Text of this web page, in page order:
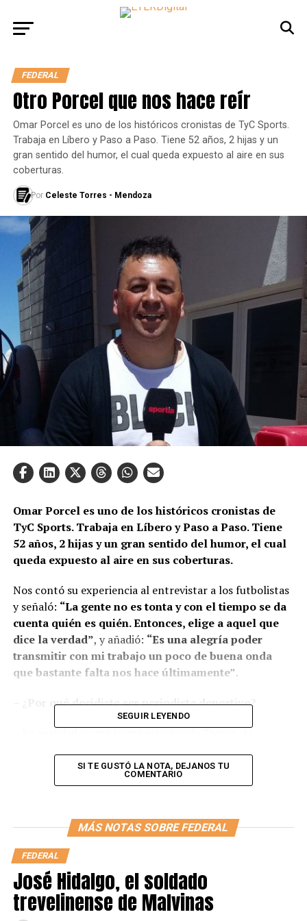
FEDERAL
Otro Porcel que nos hace reír
Omar Porcel es uno de los históricos cronistas de TyC Sports.
Trabaja en Líbero y Paso a Paso. Tiene 52 años, 2 hijas y un
gran sentido del humor, el cual queda expuesto al aire en sus
coberturas.
Por Celeste Torres - Mendoza
Omar Porcel es uno de los históricos cronistas de
TyC Sports. Trabaja en Líbero y Paso a Paso. Tiene
52 años, 2 hijas y un gran sentido del humor, el cual
queda expuesto al aire en sus coberturas.
Nos contó su experiencia al entrevistar a los futbolistas
y señaló: “La gente no es tonta y con el tiempo se da
cuenta quién es quién. Entonces, elige a aquel que
dice la verdad”, y añadió: “Es una alegría poder
transmitir con mi trabajo un poco de buena onda
que bastante falta nos hace últimamente”.
– ¿Por qué decidiste ser periodista deportivo?
– En realidad yo me formé estudiando Teatro. Al
este laburo que me tocó en TyC, en el que pude mezclar
un poco de humor con las preguntas de rigor de ese
productor de TV en Canal 7. Fue hace más de 30 años.
Eso fue lo que me dio el empujón para trabajar en los
medios.
– ¿A qué edad te recibiste?
SEGUIR LEYENDO
SI TE GUSTÓ LA NOTA, DEJANOS TU
COMENTARIO
MÁS NOTAS SOBRE FEDERAL
FEDERAL
José Hidalgo, el soldado
trevelinense de Malvinas